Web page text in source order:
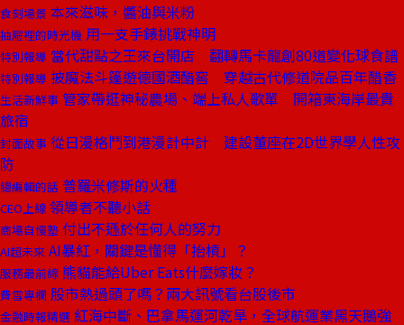
食刻場景 本來滋味，醬油與米粉
抽屜裡的時光機 用一支手錶挑戰神明
特別報導 當代甜點之王來台開店 翻轉馬卡龍創80道變化球食譜
特別報導 披魔法斗篷遊德國酒醋窖 穿越古代修道院品百年醋香
生活新鮮事 管家帶逛神秘農場、端上私人歌單 開箱東海岸最貴
旅宿
封面故事 從日漫格鬥到港漫計中計 建設董座在2D世界學人性攻
防
總編輯的話 普羅米修斯的火種
CEO上線 領導者不聽小話
商場自慢塾 付出不遜於任何人的努力
AI超未來 AI暴紅，關鍵是懂得「抬槓」？
服務最前線 熊貓能給Uber Eats什麼嫁妝？
費雪專欄 股市熱過頭了嗎？兩大訊號看台股後市
金融時報精選 紅海中斷、巴拿馬運河乾旱，全球航運業黑天鵝強